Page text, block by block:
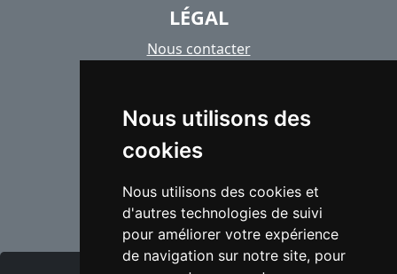
Nous utilisons des
cookies
Nous utilisons des cookies et
d'autres technologies de suivi
pour améliorer votre expérience
de navigation sur notre site, pour
LÉGAL
Nous contacter
Politique des cookies
Copyright images